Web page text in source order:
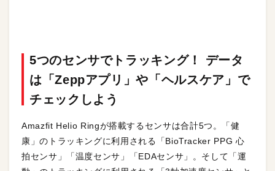
5つのセンサでトラッキング！ データ
は「Zeppアプリ」や「ヘルスケア」で
チェックしよう
Amazfit Helio Ringが搭載するセンサは合計5つ。「健
康」のトラッキングに利用される「BioTracker PPG 心
拍センサ」「温度センサ」「EDAセンサ」。そして「運